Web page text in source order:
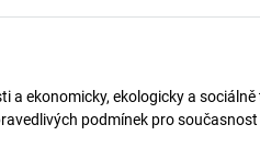
ekonomicky, ekologicky a
podmínek pro